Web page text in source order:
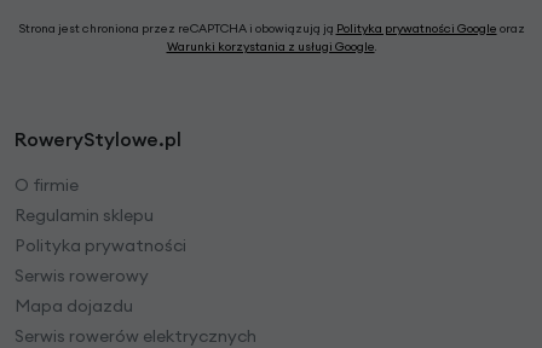
Strona jest chroniona przez reCAPTCHA i obowiązują ją Polityka prywatności Google oraz
Warunki korzystania z usługi Google.
RoweryStylowe.pl
O firmie
Regulamin sklepu
Polityka prywatności
Serwis rowerowy
Mapa dojazdu
Serwis rowerów elektrycznych